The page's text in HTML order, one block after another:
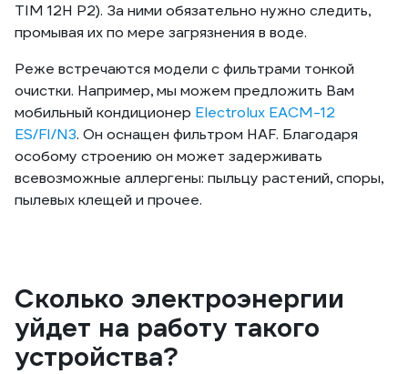
TIM 12H P2). За ними обязательно нужно следить,
промывая их по мере загрязнения в воде.
Реже встречаются модели с фильтрами тонкой
очистки. Например, мы можем предложить Вам
мобильный кондиционер Electrolux EACM-12
ES/FI/N3. Он оснащен фильтром HAF. Благодаря
особому строению он может задерживать
всевозможные аллергены: пыльцу растений, споры,
пылевых клещей и прочее.
Сколько электроэнергии
уйдет на работу такого
устройства?